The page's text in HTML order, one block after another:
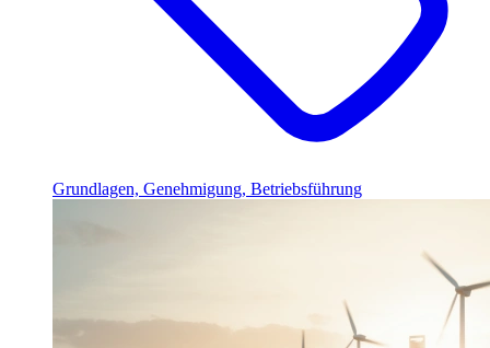
Grundlagen, Genehmigung, Betriebsführung